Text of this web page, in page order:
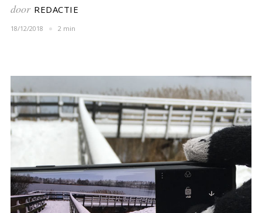
door REDACTIE
18/12/2018 2 min